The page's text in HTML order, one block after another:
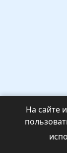
На сайте